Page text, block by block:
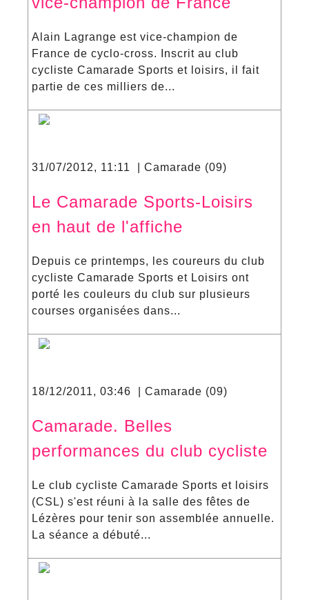
Alain Lagrange est vice-champion de
France de cyclo-cross. Inscrit au club
cycliste Camarade Sports et loisirs, il fait
partie de ces milliers de...
31/07/2012, 11:11 | Camarade (09)
Le Camarade Sports-Loisirs
en haut de l'affiche
Depuis ce printemps, les coureurs du club
cycliste Camarade Sports et Loisirs ont
porté les couleurs du club sur plusieurs
courses organisées dans...
18/12/2011, 03:46 | Camarade (09)
Camarade. Belles
performances du club cycliste
Le club cycliste Camarade Sports et loisirs
(CSL) s'est réuni à la salle des fêtes de
Lézères pour tenir son assemblée annuelle.
La séance a débuté...